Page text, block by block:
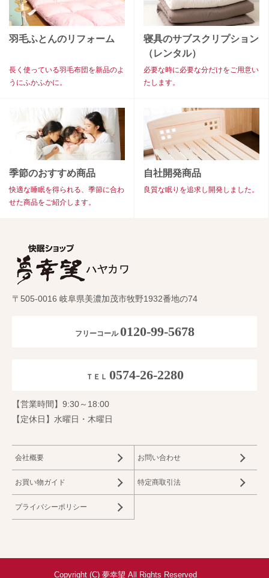
羽毛ふとんのリフォーム
長く使っている羽毛布団を新品のよ
うにふかふかに。
寝具のサブスクリプション
（レンタル）
必要な時に必要な分だけをご用意い
たします。
季節のおすすめ商品
快適な睡眠を得られる、季節に合わ
せた商品をご紹介します。
自社開発商品
良質な眠りを追求し開発しました。
〒505-0016 岐阜県美濃加茂市牧野1932番地の74
フリーコール0120-99-5678
ＴＥＬ 0574-26-2280
【営業時間】9:30～18:00
【定休日】水曜日・木曜日
会社概要 お問い合わせ
お買い物ガイド 特定商取引法
プライバシーポリシー
Copyright (C) 夢幸望 All Rights Reserved